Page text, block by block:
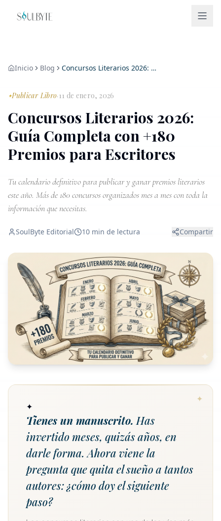
Inicio Blog Concursos Literarios 2026: Guía Completa con +180 Premios para Escritores
✦Publicar Libro·11 de enero, 2026
Concursos Literarios 2026:
Guía Completa con +180
Premios para Escritores
Tu calendario definitivo para publicar y ganar premios literarios
este año. Más de 180 concursos organizados mes a mes con toda la
información que necesitas.
SoulByte Editorial 10 min de lectura Compartir
✦
Tienes un manuscrito. Has
invertido meses, quizás años, en
darle forma. Ahora viene la
pregunta que quita el sueño a tantos
autores:¿cómo doy el siguiente
paso?